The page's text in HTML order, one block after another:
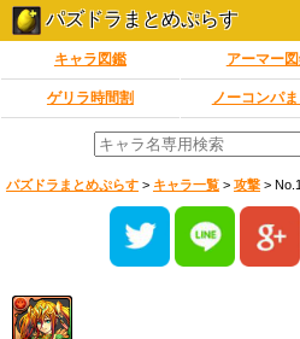
パズドラまとめぷらす
キャラ図鑑 アーマー
ゲリラ時間割 ノーコンパ
パズドラまとめぷらす > キャラ一覧 > 攻撃 >